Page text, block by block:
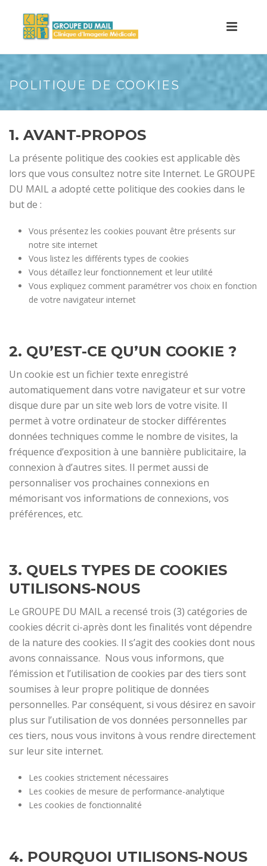
POLITIQUE DE COOKIES
1. AVANT-PROPOS
La présente politique des cookies est applicable dès
lors que vous consultez notre site Internet. Le GROUPE
DU MAIL a adopté cette politique des cookies dans le
but de :
Vous présentez les cookies pouvant être présents sur
notre site internet
Vous listez les différents types de cookies
Vous détaillez leur fonctionnement et leur utilité
Vous expliquez comment paramétrer vos choix en fonction
de votre navigateur internet
2. QU’EST-CE QU’UN COOKIE ?
Un cookie est un fichier texte enregistré
automatiquement dans votre navigateur et sur votre
disque dure par un site web lors de votre visite. Il
permet à votre ordinateur de stocker différentes
données techniques comme le nombre de visites, la
fréquence d’exposition à une bannière publicitaire, la
connexion à d’autres sites. Il permet aussi de
personnaliser vos prochaines connexions en
mémorisant vos informations de connexions, vos
préférences, etc.
3. QUELS TYPES DE COOKIES
UTILISONS-NOUS
Le GROUPE DU MAIL a recensé trois (3) catégories de
cookies décrit ci-après dont les finalités vont dépendre
de la nature des cookies. Il s’agit des cookies dont nous
avons connaissance. Nous vous informons, que
l’émission et l’utilisation de cookies par des tiers sont
soumises à leur propre politique de données
personnelles. Par conséquent, si vous désirez en savoir
plus sur l’utilisation de vos données personnelles par
ces tiers, nous vous invitons à vous rendre directement
sur leur site internet.
Les cookies strictement nécessaires
Les cookies de mesure de performance-analytique
Les cookies de fonctionnalité
4. POURQUOI UTILISONS-NOUS